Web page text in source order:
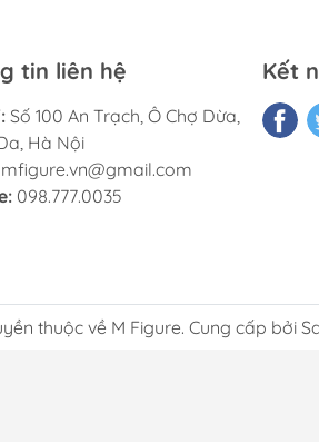
tin liên hệ
Số 100 An Trạch, Ô Chợ Dừa,
Hà Nội
mfigure.vn@gmail.com
098.777.0035
Kết
thuộc về M Figure. Cung cấp bởi